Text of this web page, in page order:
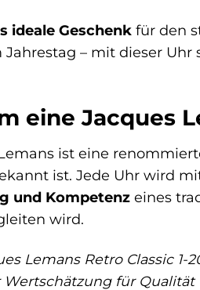
ideale Geschenkfür den
Jahrestag – mit dieser
eine Jacques
ist eine
ist. Jede Uhr wird
und Kompetenzeines
wird.
Lemans Retro Classic
Wertschätzung für Qualität